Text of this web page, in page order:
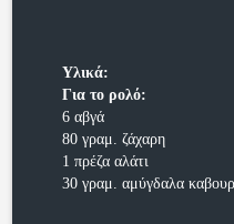
Υλικά:
Για το ρολό:
6 αβγά
80 γραμ. ζάχαρη
1 πρέζα αλάτι
30 γραμ. αμύγδαλα